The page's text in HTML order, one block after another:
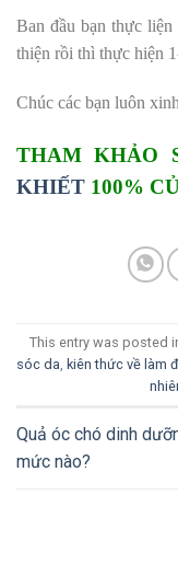
Ban đầu bạn thực
thiện rồi thì thực hiện
Chúc các bạn luôn
THAM KHẢO
KHIẾT 100%
This entry was posted
sóc da kiên thức về làm
Quả óc chó dinh
mức nào?